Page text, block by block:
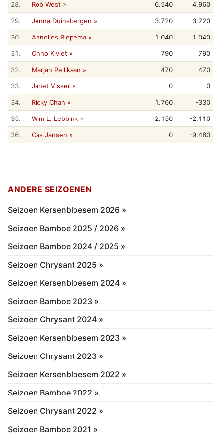
28. Rob West » 6.540 4.960
29. Jenna Duinsbergen » 3.720 3.720
30. Annelies Riepema » 1.040 1.040
31. Onno Kiviet » 790 790
32. Marjan Pellikaan » 470 470
33. Janet Visser » 0 0
34. Ricky Chan » 1.760 -330
35. Wim L. Lebbink » 2.150 -2.110
36. Cas Jansen » 0 -9.480
ANDERE SEIZOENEN
Seizoen Kersenbloesem 2026 »
Seizoen Bamboe 2025 / 2026 »
Seizoen Bamboe 2024 / 2025 »
Seizoen Chrysant 2025 »
Seizoen Kersenbloesem 2024 »
Seizoen Bamboe 2023 »
Seizoen Chrysant 2024 »
Seizoen Kersenbloesem 2023 »
Seizoen Chrysant 2023 »
Seizoen Kersenbloesem 2022 »
Seizoen Bamboe 2022 »
Seizoen Chrysant 2022 »
Seizoen Bamboe 2021 »